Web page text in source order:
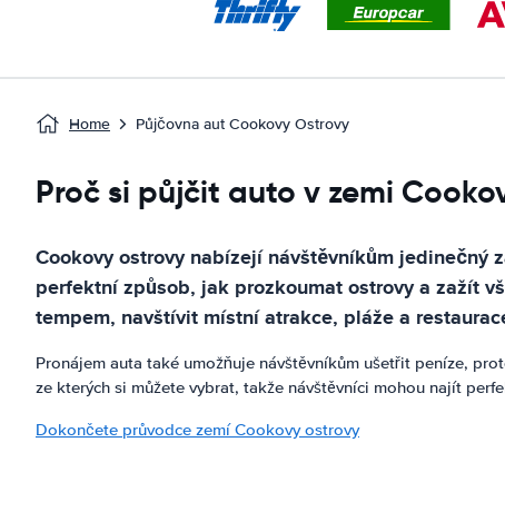
Home Půjčovna aut Cookovy Ostrovy
Proč si půjčit auto v zemi
Cookovy ostrovy nabízejí návštěvníkům
perfektní způsob, jak prozkoumat ostrovy a zažít
tempem, navštívit místní atrakce, pláže a
Pronájem auta také umožňuje návštěvníkům ušetřit peníze,
ze kterých si můžete vybrat, takže návštěvníci mohou najít
Dokončete průvodce zemí Cookovy ostrovy